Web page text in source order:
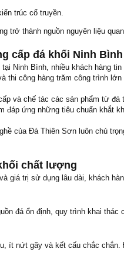
trúc cổ truyền.
trở thành nguồn nguyên liệu
cấp đá khối Ninh
Ninh Bình, nhiều khách hàng
thi công hàng trăm công trình lớn
và chế tác các sản phẩm từ
đáp ứng những tiêu chuẩn khắt
của Đá Thiên Sơn luôn chú
chất lượng
giá trị sử dụng lâu dài, khách
đá ổn định, quy trình khai thác
ít nứt gãy và kết cấu chắc